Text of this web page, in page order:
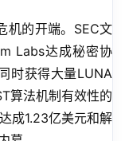
机的开端。SEC文
Labs达成秘密协
时获得大量LUNA
算法机制有效性的
成1.23亿美元和解